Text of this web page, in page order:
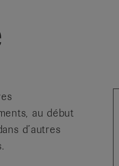
au début
d’autres